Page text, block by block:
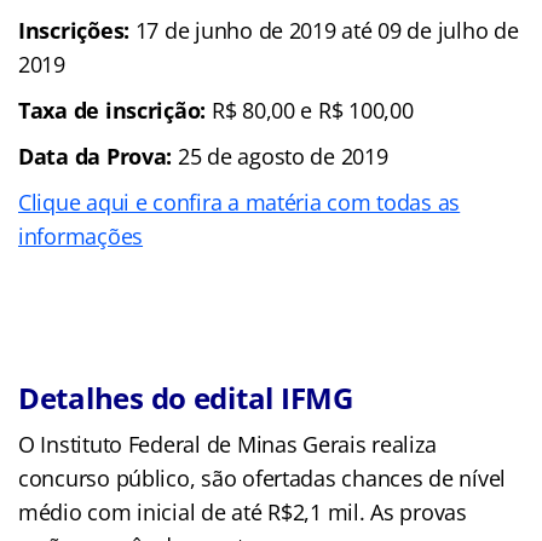
Inscrições: 17 de junho de 2019 até 09 de julho de
2019
Taxa de inscrição: R$ 80,00 e R$ 100,00
Data da Prova: 25 de agosto de 2019
Clique aqui e confira a matéria com todas as
informações
Detalhes do edital IFMG
O Instituto Federal de Minas Gerais realiza
concurso público, são ofertadas chances de nível
médio com inicial de até R$2,1 mil. As provas